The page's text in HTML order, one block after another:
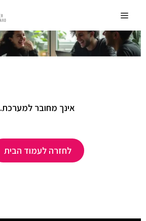
לתוכןMenu
אינך מחובר למערכת.
לחזרה לעמוד הבית